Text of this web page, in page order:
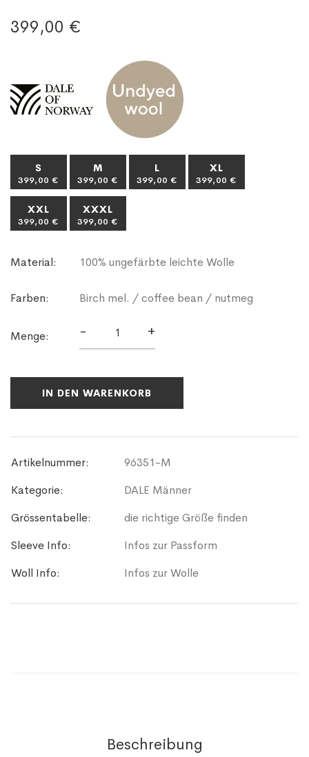
399,00 €
S
399,00 €
M
399,00 €
L
399,00 €
XL
399,00 €
XXL
399,00 €
XXXL
399,00 €
Material: 100% ungefärbte leichte Wolle
Farben: Birch mel. / coffee bean / nutmeg
Menge: - +
IN DEN WARENKORB
Artikelnummer:
96351-M
Kategorie:
DALE Männer
Grössentabelle:
die richtige Größe finden
Sleeve Info:
Infos zur Passform
Woll Info:
Infos zur Wolle
Beschreibung